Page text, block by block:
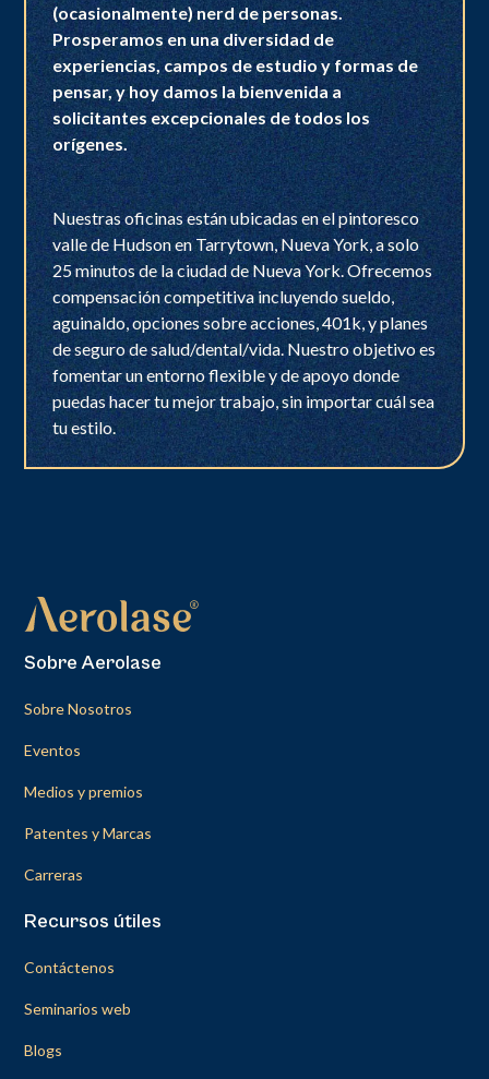
(ocasionalmente) nerd de personas.
Prosperamos en una diversidad de
experiencias, campos de estudio y formas de
pensar, y hoy damos la bienvenida a
solicitantes excepcionales de todos los
orígenes.
Nuestras oficinas están ubicadas en el pintoresco
valle de Hudson en Tarrytown, Nueva York, a solo
25 minutos de la ciudad de Nueva York. Ofrecemos
compensación competitiva incluyendo sueldo,
aguinaldo, opciones sobre acciones, 401k, y planes
de seguro de salud/dental/vida. Nuestro objetivo es
fomentar un entorno flexible y de apoyo donde
puedas hacer tu mejor trabajo, sin importar cuál sea
tu estilo.
Sobre Aerolase
Sobre Nosotros
Eventos
Medios y premios
Patentes y Marcas
Carreras
Recursos útiles
Contáctenos
Seminarios web
Blogs